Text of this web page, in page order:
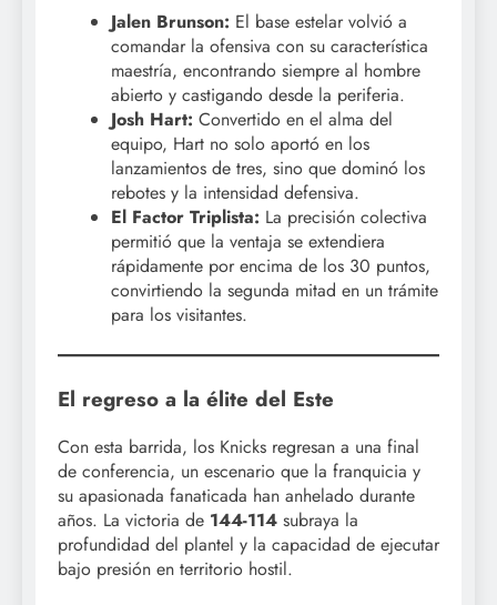
Jalen Brunson: El base estelar volvió a
comandar la ofensiva con su característica
maestría, encontrando siempre al hombre
abierto y castigando desde la periferia.
Josh Hart: Convertido en el alma del
equipo, Hart no solo aportó en los
lanzamientos de tres, sino que dominó los
rebotes y la intensidad defensiva.
El Factor Triplista: La precisión colectiva
permitió que la ventaja se extendiera
rápidamente por encima de los 30 puntos,
convirtiendo la segunda mitad en un trámite
para los visitantes.
El regreso a la élite del Este
Con esta barrida, los Knicks regresan a una final
de conferencia, un escenario que la franquicia y
su apasionada fanaticada han anhelado durante
años. La victoria de 144-114 subraya la
profundidad del plantel y la capacidad de ejecutar
bajo presión en territorio hostil.